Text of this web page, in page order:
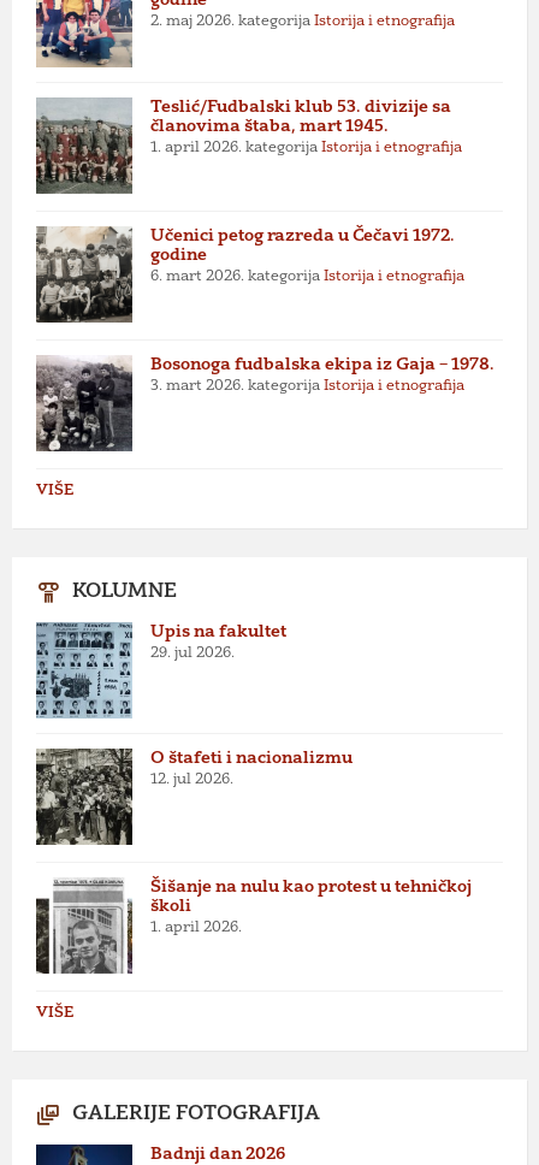
2. maj 2026. kategorija Istorija i etnografija
Teslić/Fudbalski klub 53. divizije sa
članovima štaba, mart 1945.
1. april 2026. kategorija Istorija i etnografija
Učenici petog razreda u Čečavi 1972.
godine
6. mart 2026. kategorija Istorija i etnografija
Bosonoga fudbalska ekipa iz Gaja – 1978.
3. mart 2026. kategorija Istorija i etnografija
VIŠE
KOLUMNE
Upis na fakultet
29. jul 2026.
O štafeti i nacionalizmu
12. jul 2026.
Šišanje na nulu kao protest u tehničkoj
školi
1. april 2026.
VIŠE
GALERIJE FOTOGRAFIJA
Badnji dan 2026